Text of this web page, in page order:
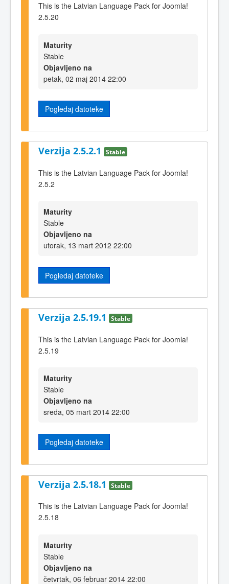
This is the Latvian Language Pack for Joomla!
2.5.20
Maturity
Stable
Objavljeno na
petak, 02 maj 2014 22:00
Pogledaj datoteke
Verzija 2.5.2.1 Stable
This is the Latvian Language Pack for Joomla!
2.5.2
Maturity
Stable
Objavljeno na
utorak, 13 mart 2012 22:00
Pogledaj datoteke
Verzija 2.5.19.1 Stable
This is the Latvian Language Pack for Joomla!
2.5.19
Maturity
Stable
Objavljeno na
sreda, 05 mart 2014 22:00
Pogledaj datoteke
Verzija 2.5.18.1 Stable
This is the Latvian Language Pack for Joomla!
2.5.18
Maturity
Stable
Objavljeno na
četvrtak, 06 februar 2014 22:00